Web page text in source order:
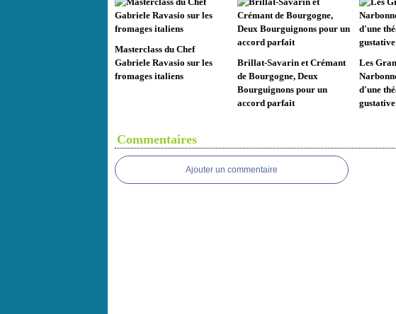
Masterclass du Chef
Gabriele Ravasio sur les
fromages italiens
Brillat-Savarin et Crémant
de Bourgogne, Deux
Bourguignons pour un
accord parfait
Les
d'une
gustative
Commentaires
Ajouter un commentaire